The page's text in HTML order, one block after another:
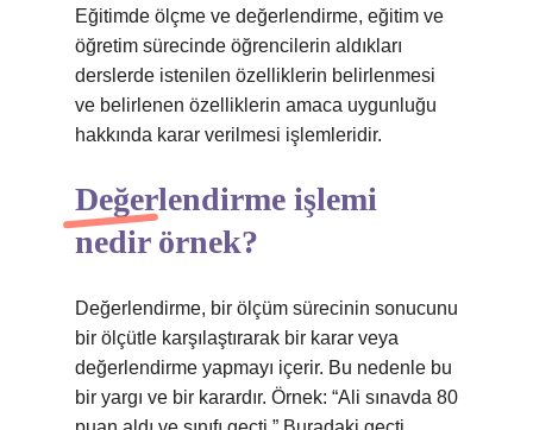
Eğitimde ölçme ve değerlendirme, eğitim ve
öğretim sürecinde öğrencilerin aldıkları
derslerde istenilen özelliklerin belirlenmesi
ve belirlenen özelliklerin amaca uygunluğu
hakkında karar verilmesi işlemleridir.
Değerlendirme işlemi
nedir örnek?
Değerlendirme, bir ölçüm sürecinin sonucunu
bir ölçütle karşılaştırarak bir karar veya
değerlendirme yapmayı içerir. Bu nedenle bu
bir yargı ve bir karardır. Örnek: “Ali sınavda 80